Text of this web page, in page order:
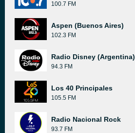
100.7 FM
Aspen (Buenos Aires)
102.3 FM
Radio Disney (Argentina)
94.3 FM
Los 40 Principales
105.5 FM
Radio Nacional Rock
93.7 FM